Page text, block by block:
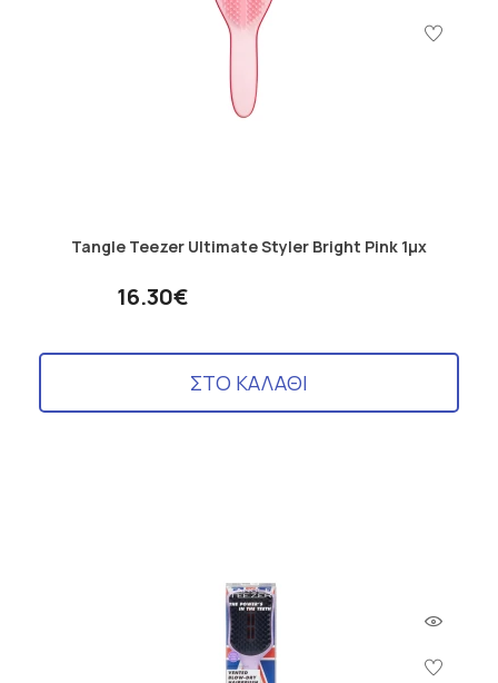
Tangle Teezer Ultimate Styler Bright Pink 1μχ
16.30€
ΣΤΟ ΚΑΛΑΘΙ